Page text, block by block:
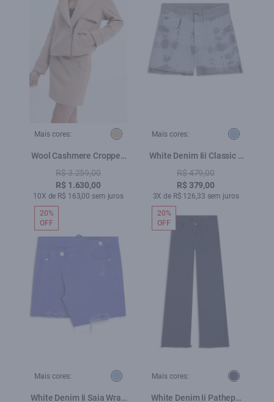
Mais cores:
Wool Cashmere Cropped
Jacket Bege
R$ 3.259,00
R$ 1.630,00
10X de R$ 163,00 sem juros
Mais cores:
White Denim Iii Classic c
Bicolor Blue Vintage
R$ 479,00
R$ 379,00
3X de R$ 126,33 sem juros
Mais cores:
White Denim Ii Saia Wrap
20%
OFF
Mais cores:
White Denim Ii Patheph
20%
OFF